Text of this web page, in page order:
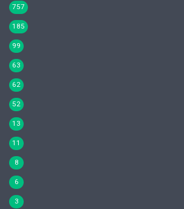
757
185
99
63
62
52
13
11
8
6
3